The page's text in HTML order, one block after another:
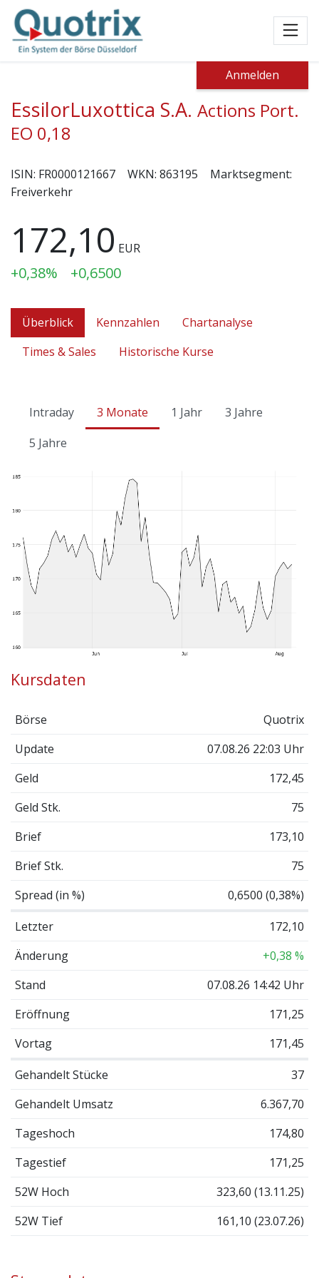
Anmelden
EssilorLuxottica S.A. Actions Port.
EO 0,18
ISIN: FR0000121667 WKN: 863195
Marktsegment:
Freiverkehr
172,10 EUR
+0,38% +0,6500
Überblick Kennzahlen
Chartanalyse
Times & Sales
Historische Kurse
Intraday 3 Monate 1 Jahr
3 Jahre
5 Jahre
Kursdaten
Börse
Quotrix
Update
07.08.26 22:03 Uhr
Geld
172,45
Geld Stk.
75
Brief
173,10
Brief Stk.
75
Spread (in %)
0,6500 (0,38%)
Letzter
172,10
Änderung
+0,38 %
Stand
07.08.26 14:42 Uhr
Eröffnung
171,25
Vortag
171,45
Gehandelt Stücke
37
Gehandelt Umsatz
6.367,70
Tageshoch
174,80
Tagestief
171,25
52W Hoch
323,60 (13.11.25)
52W Tief
161,10 (23.07.26)